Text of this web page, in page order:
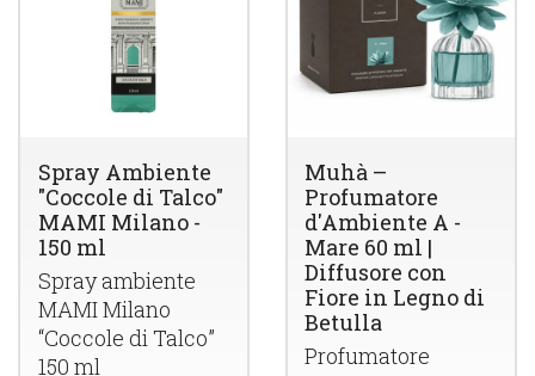
Spray Ambiente
"Coccole di Talco"
MAMI Milano -
150 ml
Spray ambiente
MAMIMilano
“Coccole di Talco”
150 ml
Muhà –
Profumatore
d'Ambiente A -
Mare 60 ml |
Diffusore con
Fiore in Legno di
Betulla
Profumatore